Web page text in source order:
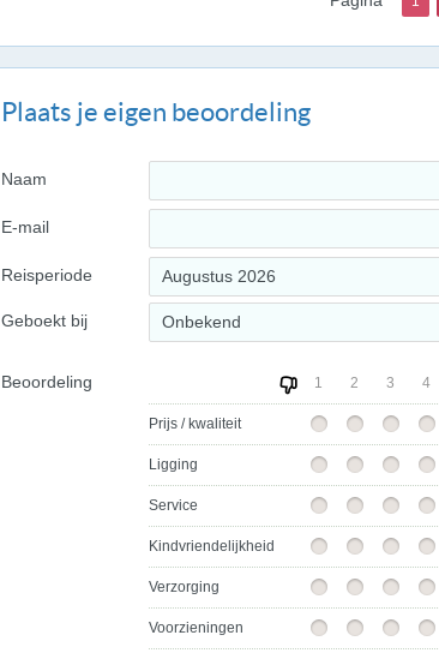
Plaats je eigen beoordeling
Naam
E-mail
Reisperiode Augustus 2026
Geboekt bij Onbekend
Beoordeling 1 2 3 4
Prijs / kwaliteit
Ligging
Service
Kindvriendelijkheid
Verzorging
Voorzieningen